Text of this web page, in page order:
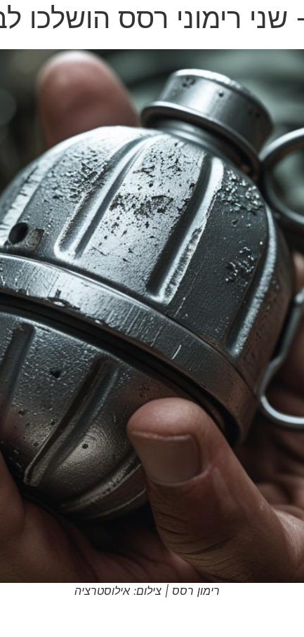
רימוני רסס הושלכו
רימון רסס | צילום: אילוסטרציה